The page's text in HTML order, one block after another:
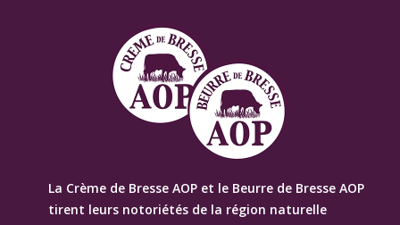
La Crème de Bresse AOP et le Beurre de Bresse AOP
tirent leurs notoriétés de la région naturelle